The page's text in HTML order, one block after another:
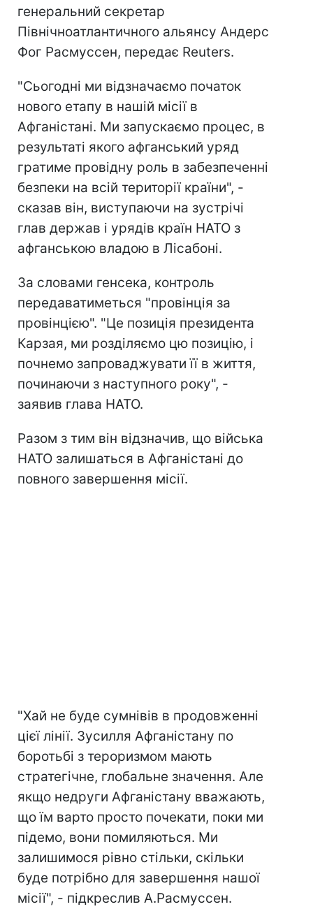
генеральний секретар
Північноатлантичного альянсу Андерс
Фог Расмуссен, передає Reuters.
"Сьогодні ми відзначаємо початок
нового етапу в нашій місії в
Афганістані. Ми запускаємо процес, в
результаті якого афганський уряд
гратиме провідну роль в забезпеченні
безпеки на всій території країни", -
сказав він, виступаючи на зустрічі
глав держав і урядів країн НАТО з
афганською владою в Лісабоні.
За словами генсека, контроль
передаватиметься "провінція за
провінцією". "Це позиція президента
Карзая, ми розділяємо цю позицію, і
почнемо запроваджувати її в життя,
починаючи з наступного року", -
заявив глава НАТО.
Разом з тим він відзначив, що війська
НАТО залишаться в Афганістані до
повного завершення місії.
"Хай не буде сумнівів в продовженні
цієї лінії. Зусилля Афганістану по
боротьбі з тероризмом мають
стратегічне, глобальне значення. Але
якщо недруги Афганістану вважають,
що їм варто просто почекати, поки ми
підемо, вони помиляються. Ми
залишимося рівно стільки, скільки
буде потрібно для завершення нашої
місії", - підкреслив А.Расмуссен.